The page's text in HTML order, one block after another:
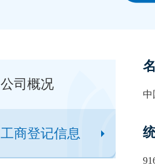
公司概况
工商登记信息
中